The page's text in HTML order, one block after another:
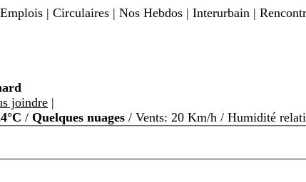
| Circulaires | Nos Hebdos | Interurbain |
joindre |
/ Quelques nuages / Vents: 20 Km/h / Humidité